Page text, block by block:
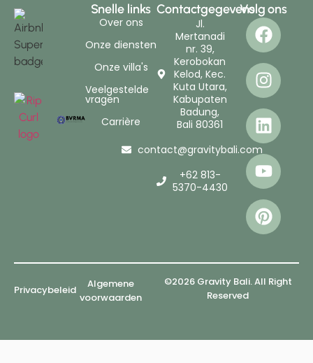
Snelle links
Over ons
Onze diensten
Onze villa's
Veelgestelde
vragen
Carrière
Contactgegevens
Jl.
Mertanadi
nr. 39,
Kerobokan
Kelod, Kec.
Kuta Utara,
Kabupaten
Badung,
Bali 80361
contact@gravitybali.com
+62 813-
5370-4430
Volg ons
©2026 Gravity Bali. All Right
Reserved
Privacybeleid
Algemene
voorwaarden